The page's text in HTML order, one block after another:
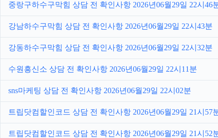
중랑구하수구막힘 상담 전 확인사항 2026년06월29일 22시46
강남하수구막힘 상담 전 확인사항 2026년06월29일 22시43분
강동하수구막힘 상담 전 확인사항 2026년06월29일 22시32분
수원흥신소 상담 전 확인사항 2026년06월29일 22시11분
sns마케팅 상담 전 확인사항 2026년06월29일 22시02분
트립닷컴할인코드 상담 전 확인사항 2026년06월29일 21시57
트립닷컴할인코드 상담 전 확인사항 2026년06월29일 21시52